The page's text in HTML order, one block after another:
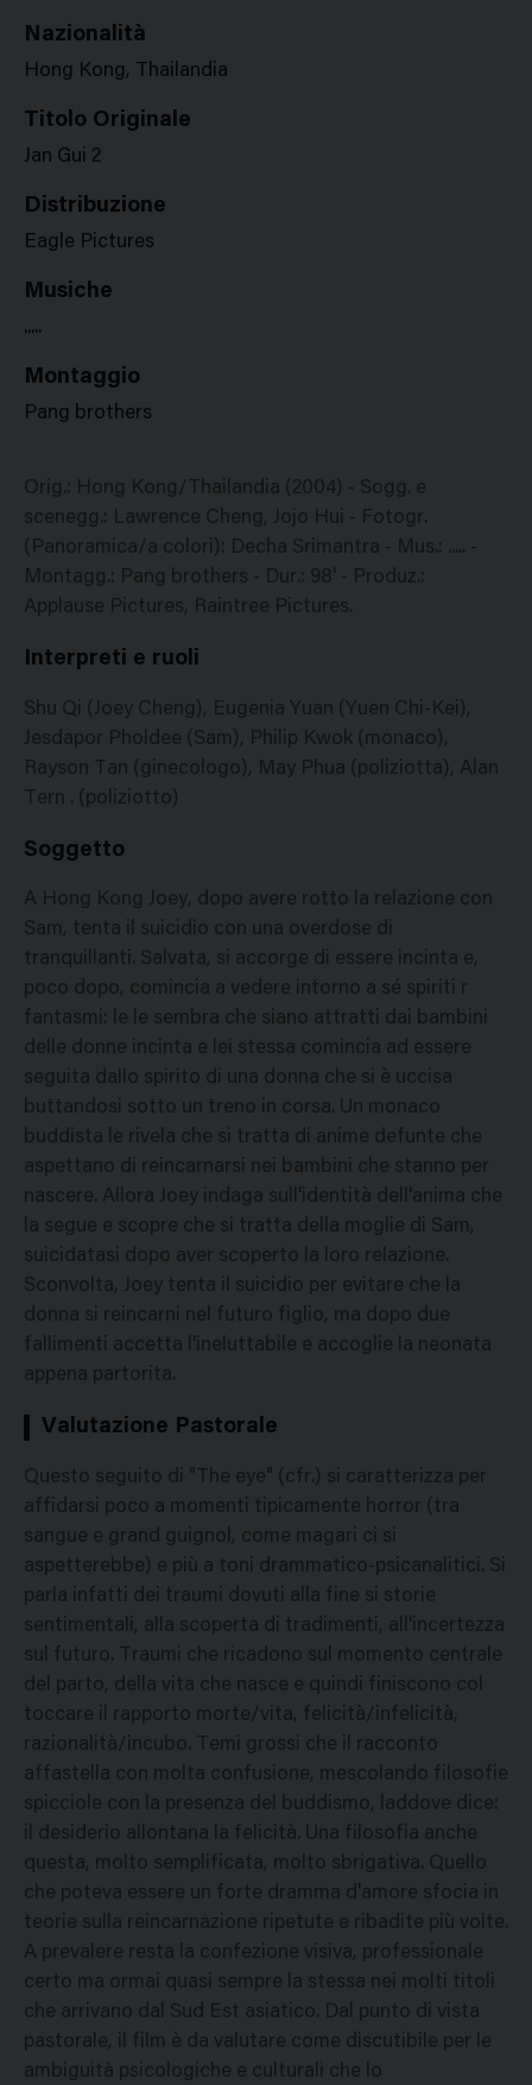
Nazionalità
Hong Kong, Thailandia
Titolo Originale
Jan Gui 2
Distribuzione
Eagle Pictures
Musiche
.....
Montaggio
Pang brothers
Orig.: Hong Kong/Thailandia (2004) - Sogg. e
scenegg.: Lawrence Cheng, Jojo Hui - Fotogr.
(Panoramica/a colori): Decha Srimantra - Mus.: ..... -
Montagg.: Pang brothers - Dur.: 98' - Produz.:
Applause Pictures, Raintree Pictures.
Interpreti e ruoli
Shu Qi (Joey Cheng), Eugenia Yuan (Yuen Chi-Kei),
Jesdapor Pholdee (Sam), Philip Kwok (monaco),
Rayson Tan (ginecologo), May Phua (poliziotta), Alan
Tern . (poliziotto)
Soggetto
A Hong Kong Joey, dopo avere rotto la relazione con
Sam, tenta il suicidio con una overdose di
tranquillanti. Salvata, si accorge di essere incinta e,
poco dopo, comincia a vedere intorno a sé spiriti r
fantasmi: le le sembra che siano attratti dai bambini
delle donne incinta e lei stessa comincia ad essere
seguita dallo spirito di una donna che si è uccisa
buttandosi sotto un treno in corsa. Un monaco
buddista le rivela che si tratta di anime defunte che
aspettano di reincarnarsi nei bambini che stanno per
nascere. Allora Joey indaga sull'identità dell'anima che
la segue e scopre che si tratta della moglie di Sam,
suicidatasi dopo aver scoperto la loro relazione.
Sconvolta, Joey tenta il suicidio per evitare che la
donna si reincarni nel futuro figlio, ma dopo due
fallimenti accetta l'ineluttabile e accoglie la neonata
appena partorita.
Valutazione Pastorale
Questo seguito di "The eye" (cfr.) si caratterizza per
affidarsi poco a momenti tipicamente horror (tra
sangue e grand guignol, come magari ci si
aspetterebbe) e più a toni drammatico-psicanalitici. Si
parla infatti dei traumi dovuti alla fine si storie
sentimentali, alla scoperta di tradimenti, all'incertezza
sul futuro. Traumi che ricadono sul momento centrale
del parto, della vita che nasce e quindi finiscono col
toccare il rapporto morte/vita, felicità/infelicità,
razionalità/incubo. Temi grossi che il racconto
affastella con molta confusione, mescolando filosofie
spicciole con la presenza del buddismo, laddove dice:
il desiderio allontana la felicità. Una filosofia anche
questa, molto semplificata, molto sbrigativa. Quello
che poteva essere un forte dramma d'amore sfocia in
teorie sulla reincarnazione ripetute e ribadite più volte.
A prevalere resta la confezione visiva, professionale
certo ma ormai quasi sempre la stessa nei molti titoli
che arrivano dal Sud Est asiatico. Dal punto di vista
pastorale, il film è da valutare come discutibile per le
ambiguità psicologiche e culturali che lo